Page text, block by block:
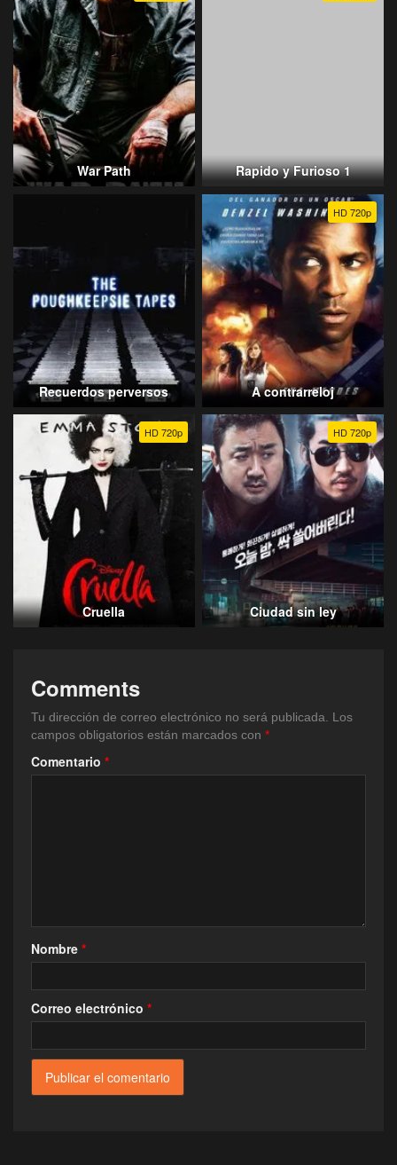
War Path Rapido y Furioso 1
Recuerdos perversos
HD 720p
A contrarreloj
HD 720p
Cruella
HD 720p
Ciudad sin ley
Comments
Tu dirección de correo electrónico no será publicada.
Los
campos obligatorios están marcados con *
Comentario *
Nombre *
Correo electrónico *